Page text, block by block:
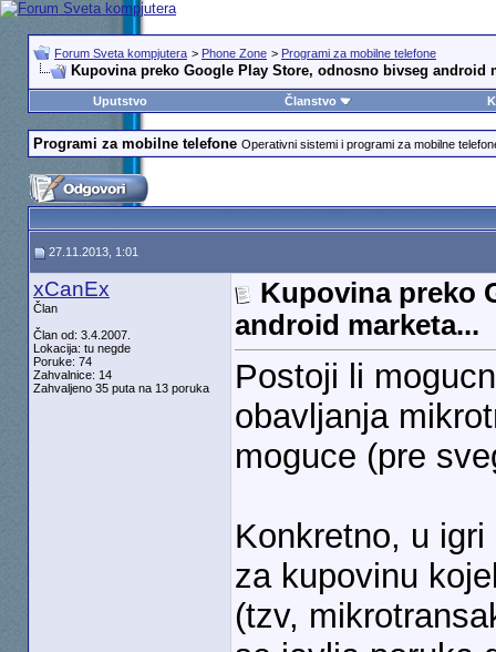
Forum Sveta kompjutera > Phone Zone > Programi za mobilne telefone
Kupovina preko Google Play Store, odnosno bivseg android
Uputstvo Članstvo
Programi za mobilne telefone Operativni sistemi i programi za mobilne
27.11.2013, 1:01
xCanEx
Član
Član od: 3.4.2007.
Lokacija: tu negde
Poruke: 74
Zahvalnice: 14
Zahvaljeno 35 puta na 13 poruka
Kupovina preko
android marketa...
Postoji li
obavljanja
moguce (pre
Konkretno, u
za kupovinu
(tzv,